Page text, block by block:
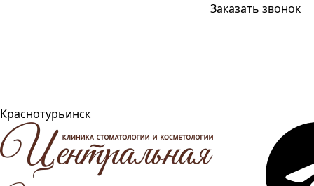
Краснотурьинск
Заказать звонок